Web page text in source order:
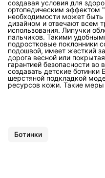
создавая условия для
ортопедическим эффектом
необходимости может
дизайном и отвечают всем
использования. Липучки
пальчиков. Такими
подростковые поклонники
подошвой, имеет жесткий
дорога весной или
гарантией безопасности
создавать детские
шерстяной подкладкой
ресурсов кожи. Такие
Ботинки